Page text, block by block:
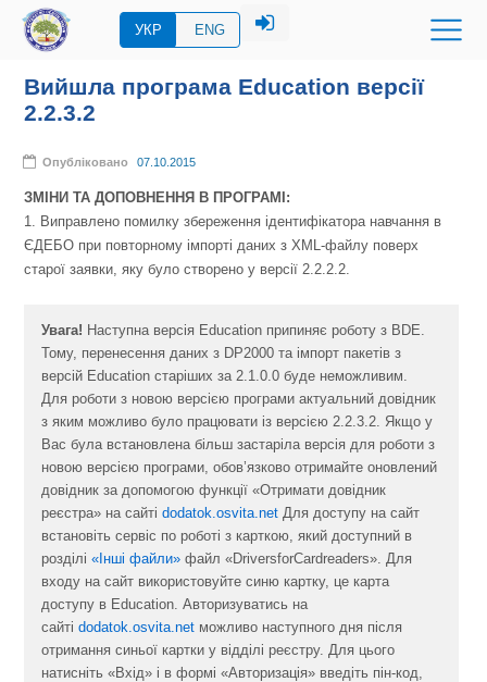
УКР ENG
Вийшла програма Education версії
2.2.3.2
Опубліковано 07.10.2015
ЗМІНИ ТА ДОПОВНЕННЯ В ПРОГРАМІ:
1. Виправлено помилку збереження ідентифікатора навчання в
ЄДЕБО при повторному імпорті даних з XML-файлу поверх
старої заявки, яку було створено у версії 2.2.2.2
Увага! Наступна версія Education припиняє роботу з BDE.
Тому, перенесення даних з DP2000 та імпорт пакетів з
версій Education старіших за 2.1.0.0 буде неможливим.
Для роботи з новою версією програми актуальний довідник
з яким можливо було працювати із версією 2.2.3.2. Якщо у
Вас була встановлена більш застаріла версія для роботи з
новою версією програми, обов’язково отримайте оновлений
довідник за допомогою функції «Отримати довідник
реєстра» на сайтіdodatok.osvita.net Для доступу на сайт
встановіть сервіс по роботі з карткою, який доступний в
розділі«Інші файли» файл «DriversforCardreaders». Для
входу на сайт використовуйте синю картку, це карта
доступу в Education. Авторизуватись на
сайтіdodatok.osvita.net можливо наступного дня після
отримання синьої картки у відділі реєстру. Для цього
натисніть «Вхід» і в формі «Авторизація» введіть пін-код,